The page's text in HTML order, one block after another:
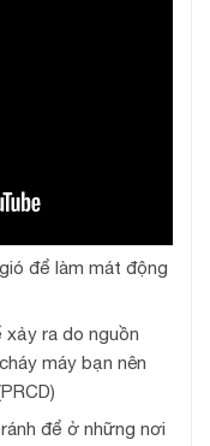
để làm mát động
ra do nguồn
máy bạn nên
để ở những nơi